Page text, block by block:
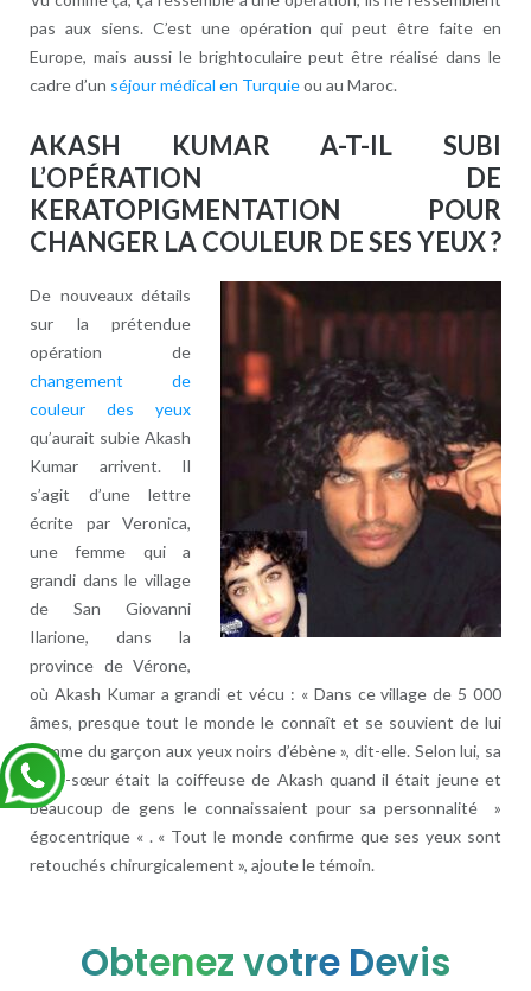
pas aux siens. C’est une opération qui peut être faite en
Europe, mais aussi le brightoculaire peut être réalisé dans le
cadre d’un séjour médical en Turquieou au Maroc.
AKASH KUMAR A-T-IL SUBI
L’OPÉRATION DE
KERATOPIGMENTATION POUR
CHANGER LA COULEUR DE SES YEUX ?
De nouveaux détails
sur la prétendue
opération de
changement de
couleur des yeux
qu’aurait subie Akash
Kumar arrivent. Il
s’agit d’une lettre
écrite par Veronica,
une femme qui a
grandi dans le village
de San Giovanni
Ilarione, dans la
province de Vérone,
où Akash Kumar a grandi et vécu : « Dans ce village de 5 000
âmes, presque tout le monde le connaît et se souvient de lui
comme du garçon aux yeux noirs d’ébène », dit-elle. Selon lui, sa
belle-sœur était la coiffeuse de Akash quand il était jeune et
beaucoup de gens le connaissaient pour sa personnalité »
égocentrique « . « Tout le monde confirme que ses yeux sont
retouchés chirurgicalement », ajoute le témoin.
Obtenez votre Devis